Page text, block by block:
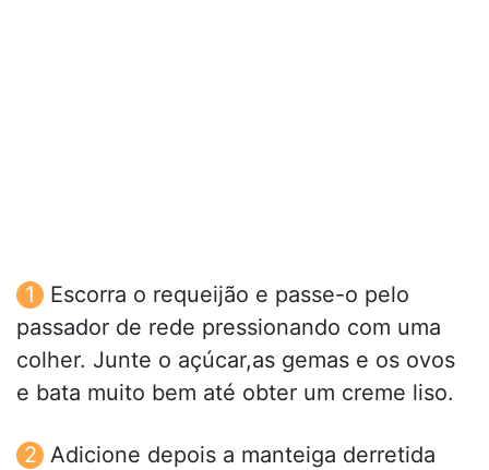
Escorra o requeijão e passe-o pelo
passador de rede pressionando com uma
colher. Junte o açúcar,as gemas e os ovos
e bata muito bem até obter um creme liso.
Adicione depois a manteiga derretida